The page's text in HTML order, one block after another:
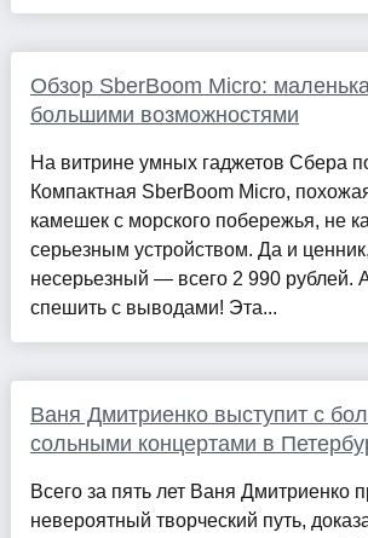
Обзор SberBoom Micro:
большими возможностями
На витрине умных гаджетов Сбера
Компактная SberBoom Micro,
камешек с морского побережья, не
серьезным устройством. Да и
несерьезный — всего 2 990 рублей.
спешить с выводами! Эта...
Ваня Дмитриенко выступит с
сольными концертами в
Всего за пять лет Ваня Дмитриенко
невероятный творческий путь,